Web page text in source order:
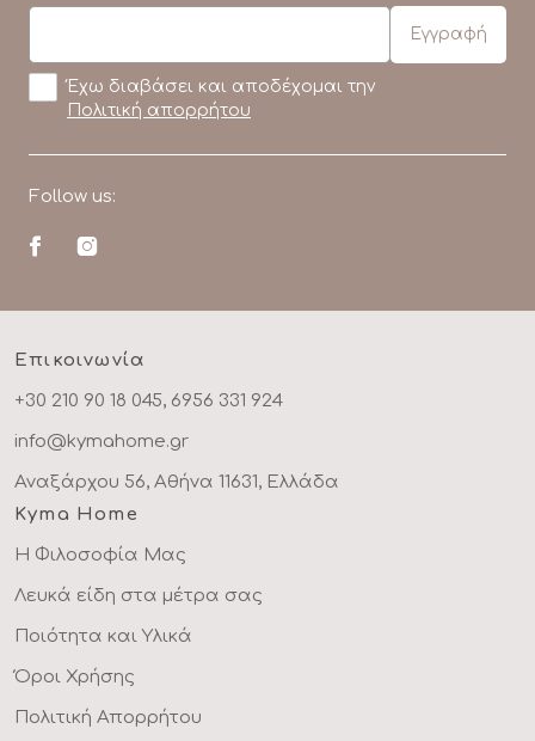
Έχω διαβάσει και αποδέχομαι την
Πολιτική απορρήτου
Follow us:
Επικοινωνία
+30 210 90 18 045, 6956 331 924
info@kymahome.gr
Αναξάρχου 56, Αθήνα 11631, Ελλάδα
Kyma Home
Η Φιλοσοφία Μας
Λευκά είδη στα μέτρα σας
Ποιότητα και Υλικά
Όροι Χρήσης
Πολιτική Απορρήτου